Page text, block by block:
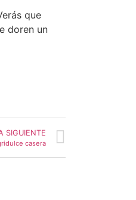
que
doren un
SIGUIENTE
casera